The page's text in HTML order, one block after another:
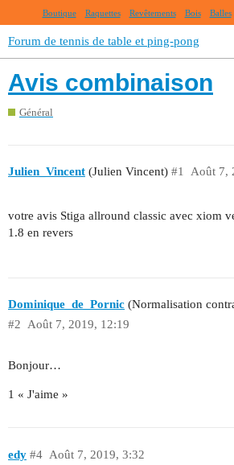
Boutique Raquettes Revêtements Bois Balles
Forum de tennis de table et ping-pong
Avis combinaison
Général
Julien_Vincent (Julien Vincent) Août 7,
#1
votre avis Stiga allround classic avec xiom
1.8 en revers
Dominique_de_Pornic (Normalisation
Août 7, 2019, 12:19
#2
Bonjour…
1 « J'aime »
edy Août 7, 2019, 3:32
#4